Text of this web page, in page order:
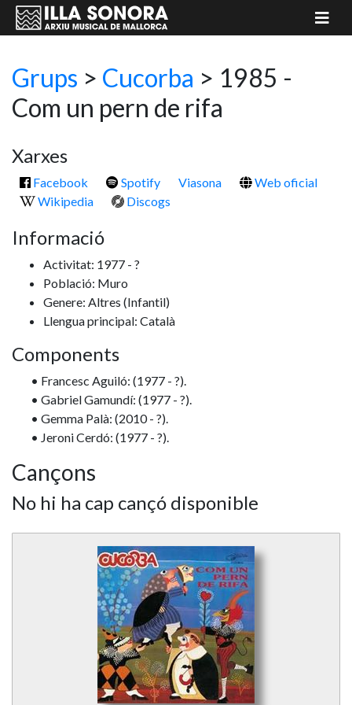
Grups > Cucorba > 1985 -
Com un pern de rifa
Xarxes
Facebook Spotify Viasona
Web oficial
Wikipedia
Discogs
Informació
Activitat: 1977 - ?
Població: Muro
Genere: Altres (Infantil)
Llengua principal: Català
Components
• Francesc Aguiló: (1977 - ?).
• Gabriel Gamundí: (1977 - ?).
• Gemma Palà: (2010 - ?).
• Jeroni Cerdó: (1977 - ?).
Cançons
No hi ha cap cançó disponible